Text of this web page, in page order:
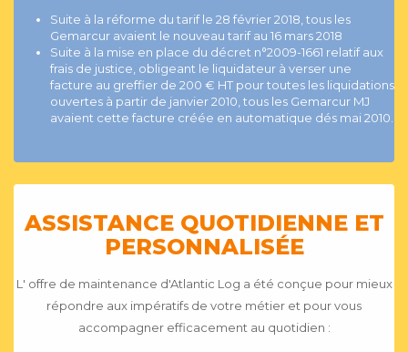
Suite à la réforme du tarif le 28 février 2018, tous les
Gemarcur avaient le nouveau tarif au 16 mars 2018
Suite à la mise en place du décret n°2009-1661 relatif aux
frais de justice, obligeant le liquidateur à verser une
facture au greffier de 200 € HT pour toutes les liquidations
ouvertes à partir de janvier 2010, tous les Gemarcur MJ
avaient cette facture créée en automatique dés mai 2010.
ASSISTANCE QUOTIDIENNE ET
PERSONNALISÉE
L' offre de maintenance d'Atlantic Log a été conçue pour mieux
répondre aux impératifs de votre métier et pour vous
accompagner efficacement au quotidien :